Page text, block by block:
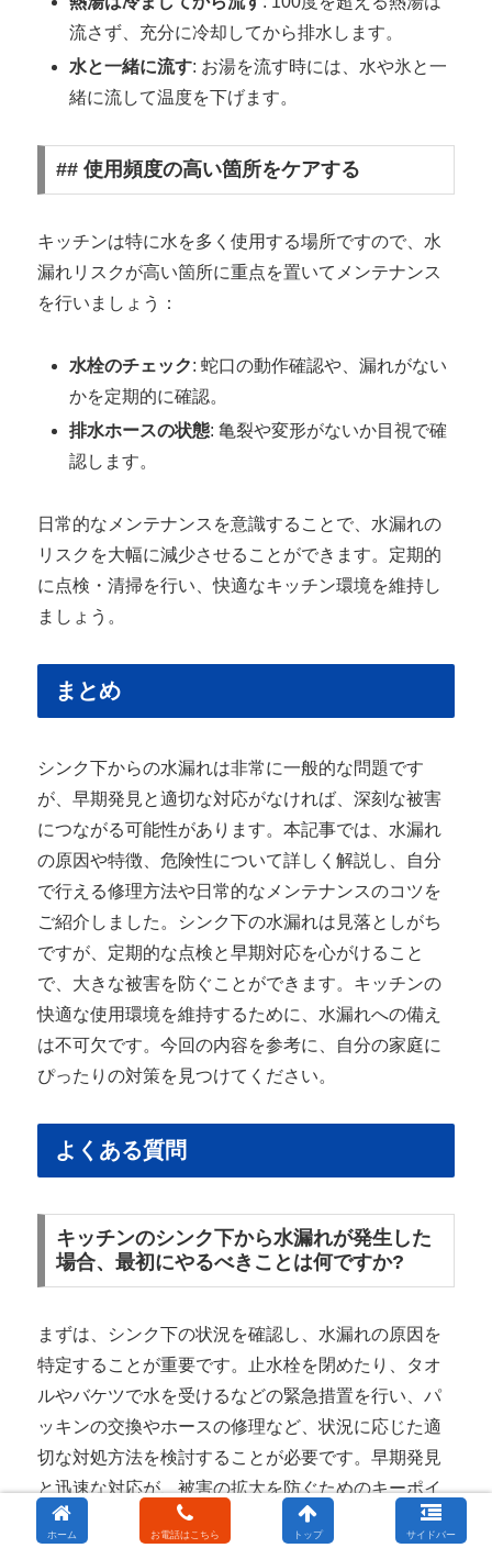
流さず、充分に冷却してから排水します。
水と一緒に流す: お湯を流す時には、水や氷と一
緒に流して温度を下げます。
## 使用頻度の高い箇所をケアする
キッチンは特に水を多く使用する場所ですので、水
漏れリスクが高い箇所に重点を置いてメンテナンス
を行いましょう：
水栓のチェック: 蛇口の動作確認や、漏れがない
かを定期的に確認。
排水ホースの状態: 亀裂や変形がないか目視で確
認します。
日常的なメンテナンスを意識することで、水漏れの
リスクを大幅に減少させることができます。定期的
に点検・清掃を行い、快適なキッチン環境を維持し
ましょう。
まとめ
シンク下からの水漏れは非常に一般的な問題です
が、早期発見と適切な対応がなければ、深刻な被害
につながる可能性があります。本記事では、水漏れ
の原因や特徴、危険性について詳しく解説し、自分
で行える修理方法や日常的なメンテナンスのコツを
ご紹介しました。シンク下の水漏れは見落としがち
ですが、定期的な点検と早期対応を心がけること
で、大きな被害を防ぐことができます。キッチンの
快適な使用環境を維持するために、水漏れへの備え
は不可欠です。今回の内容を参考に、自分の家庭に
ぴったりの対策を見つけてください。
よくある質問
キッチンのシンク下から水漏れが発生した
場合、最初にやるべきことは何ですか?
まずは、シンク下の状況を確認し、水漏れの原因を
特定することが重要です。止水栓を閉めたり、タオ
ルやバケツで水を受けるなどの緊急措置を行い、パ
ッキンの交換やホースの修理など、状況に応じた適
切な対処方法を検討することが必要です。早期発見
と迅速な対応が、被害の拡大を防ぐためのキーポイ
ントです。
ホーム お電話はこちら トップ サイドバー